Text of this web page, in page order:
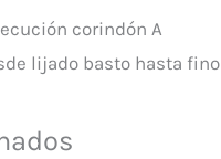
corindón A
lijado basto hasta fino